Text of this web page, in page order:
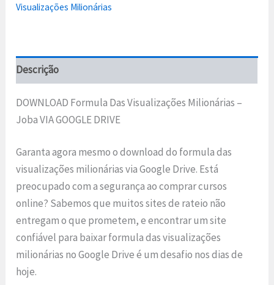
Visualizações Milionárias
Descrição
DOWNLOAD Formula Das Visualizações Milionárias –
Joba VIA GOOGLE DRIVE
Garanta agora mesmo o download do formula das
visualizações milionárias via Google Drive. Está
preocupado com a segurança ao comprar cursos
online? Sabemos que muitos sites de rateio não
entregam o que prometem, e encontrar um site
confiável para baixar formula das visualizações
milionárias no Google Drive é um desafio nos dias de
hoje.